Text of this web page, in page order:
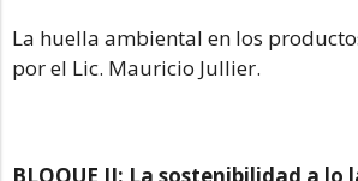
La huella ambiental en los
por el Lic. Mauricio Jullier.